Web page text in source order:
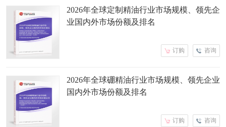
2026年全球定制精油行业市场规模、领先企
业国内外市场份额及排名
咨询
订购
2026年全球硼精油行业市场规模、领先企业
国内外市场份额及排名
咨询
订购